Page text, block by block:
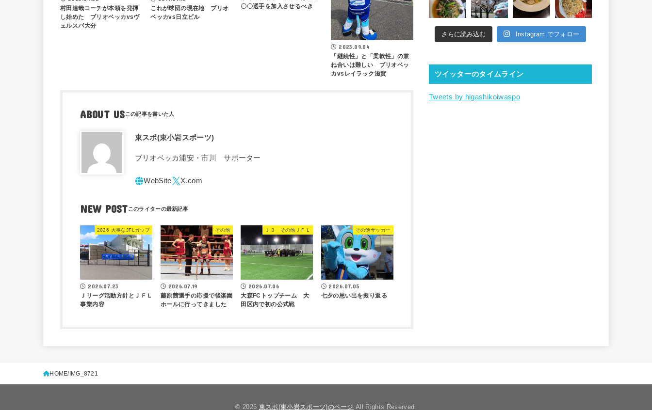
村田達哉コーチが本領を発揮
し始めた ブリオベッカvsヴ
ェルスパ大分
これが球団の現在地 ブリオ
ベッカvs日立ビル
〇〇選手を加入させるべき
2023.09.04
「継続性」と「柔軟性」の兼
ね合いは難しい ブリオベッ
カvsレイラック滋賀
ABOUT US
東スポ(東小岩スポーツ)
ブリオベッカ浦安・市川 サポーター
NEW POST
2026 大事なJFLカップ
2026.07.23
Ｊリーグ活動方針とＪＦＬ
事業内容
その他
2026.07.19
藤原茜選手の応援で後楽園
ホールに行ってきました
Ｊ３ その他ＪＦＬ
2026.07.06
大森FCトップチーム 大
田区内で初の公式戦
その他サッカー
2026.07.05
七夕の思い出を振り返る
さらに読み込む Instagram でフォロー
ツイッターのタイムライン
Tweets by higashikoiwaspo
HOME IMG_8721
© 2026 東スポ(東小岩スポーツ)のページ All Rights Reserved.